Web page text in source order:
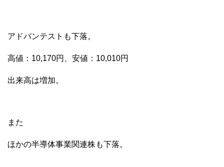
アドバンテストも下落。
高値：10,170円、安値：10,010円
出来高は増加。
また
ほかの半導体事業関連株も下落。